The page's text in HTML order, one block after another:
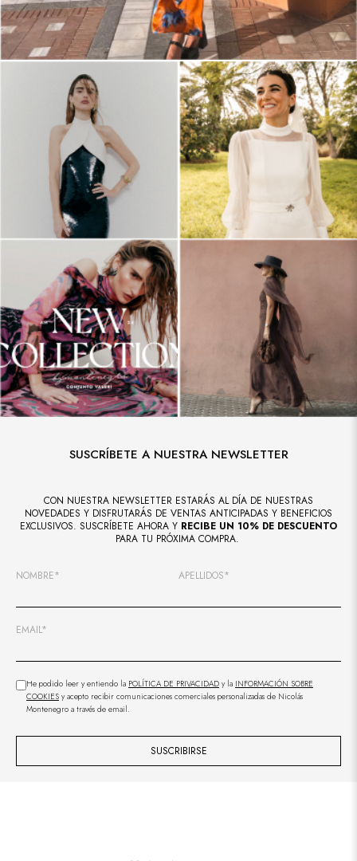
SUSCRÍBETE A NUESTRA NEWSLETTER
CON NUESTRA NEWSLETTER ESTARÁS AL DÍA DE NUESTRAS
NOVEDADES Y DISFRUTARÁS DE VENTAS ANTICIPADAS Y BENEFICIOS
EXCLUSIVOS. SUSCRÍBETE AHORA Y RECIBE UN 10% DE DESCUENTO
PARA TU PRÓXIMA COMPRA.
NOMBRE* APELLIDOS*
EMAIL*
He podido leer y entiendo la POLÍTICA DE PRIVACIDAD y la INFORMACIÓN SOBRE
COOKIES y acepto recibir comunicaciones comerciales personalizadas de Nicolás
Montenegro a través de email.
SUSCRIBIRSE